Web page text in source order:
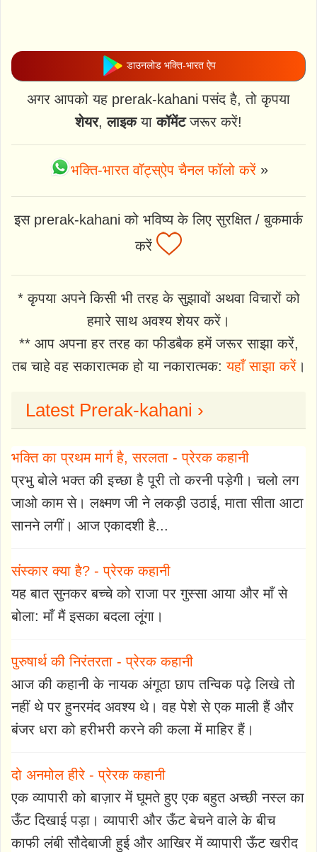
डाउनलोड भक्ति-भारत ऐप
अगर आपको यह prerak-kahani पसंद है, तो कृपया
शेयर,लाइकयाकॉमेंटजरूर करें!
भक्ति-भारत वॉट्स्ऐप चैनल फॉलो करें»
इस prerak-kahani को भविष्य के लिए सुरक्षित / बुकमार्क
करें
* कृपया अपने किसी भी तरह के सुझावों अथवा विचारों को
हमारे साथ अवश्य शेयर करें।
** आप अपना हर तरह का फीडबैक हमें जरूर साझा करें,
तब चाहे वह सकारात्मक हो या नकारात्मक:यहाँ साझा करें।
Latest Prerak-kahani ›
भक्ति का प्रथम मार्ग है, सरलता - प्रेरक कहानी
प्रभु बोले भक्त की इच्छा है पूरी तो करनी पड़ेगी। चलो लग
जाओ काम से। लक्ष्मण जी ने लकड़ी उठाई, माता सीता आटा
सानने लगीं। आज एकादशी है...
संस्कार क्या है? - प्रेरक कहानी
यह बात सुनकर बच्चे को राजा पर गुस्सा आया और माँ से
बोला: माँ मैं इसका बदला लूंगा।
पुरुषार्थ की निरंतरता - प्रेरक कहानी
आज की कहानी के नायक अंगूठा छाप तन्विक पढ़े लिखे तो
नहीं थे पर हुनरमंद अवश्य थे। वह पेशे से एक माली हैं और
बंजर धरा को हरीभरी करने की कला में माहिर हैं।
दो अनमोल हीरे - प्रेरक कहानी
एक व्यापारी को बाज़ार में घूमते हुए एक बहुत अच्छी नस्ल का
ऊँट दिखाई पड़ा। व्यापारी और ऊँट बेचने वाले के बीच
काफी लंबी सौदेबाजी हुई और आखिर में व्यापारी ऊँट खरीद